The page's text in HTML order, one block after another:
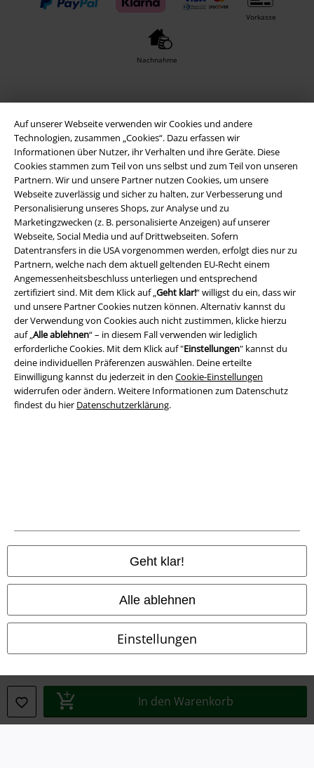
Auf unserer Webseite verwenden wir Cookies und andere
Technologien, zusammen „Cookies“. Dazu erfassen wir
Informationen über Nutzer, ihr Verhalten und ihre Geräte. Diese
Cookies stammen zum Teil von uns selbst und zum Teil von unseren
Partnern. Wir und unsere Partner nutzen Cookies, um unsere
Webseite zuverlässig und sicher zu halten, zur Verbesserung und
Personalisierung unseres Shops, zur Analyse und zu
Marketingzwecken (z. B. personalisierte Anzeigen) auf unserer
Webseite, Social Media und auf Drittwebseiten. Sofern
Datentransfers in die USA vorgenommen werden, erfolgt dies nur zu
Partnern, welche nach dem aktuell geltenden EU-Recht einem
Angemessenheitsbeschluss unterliegen und entsprechend
zertifiziert sind. Mit dem Klick auf „Geht klar!“ willigst du ein, dass wir
und unsere Partner Cookies nutzen können. Alternativ kannst du
der Verwendung von Cookies auch nicht zustimmen, klicke hierzu
auf „Alle ablehnen“ – in diesem Fall verwenden wir lediglich
erforderliche Cookies. Mit dem Klick auf "Einstellungen" kannst du
deine individuellen Präferenzen auswählen. Deine erteilte
Einwilligung kannst du jederzeit in den Cookie-Einstellungen
widerrufen oder ändern. Weitere Informationen zum Datenschutz
findest du hier Datenschutzerklärung.
Geht klar!
Alle ablehnen
Einstellungen
In den Warenkorb
Vorkasse
Nachnahme
EMP App
Lade dir jetzt kostenlos unsere neue EMP App runter und genieße
die vielen neuen Funktionen und Vorteile!
A Warner Music Group Company
AGB
Impressum
Datenschutz
Entsorgung und Umweltschutz
Konformitätserklärung
Information zur Barrierefreiheit